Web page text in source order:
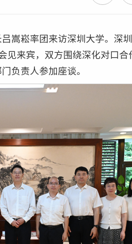
嵩崧率团来访深圳大学。深
见来宾，双方围绕深化对口
负责人参加座谈。